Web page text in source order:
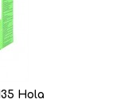
Hola